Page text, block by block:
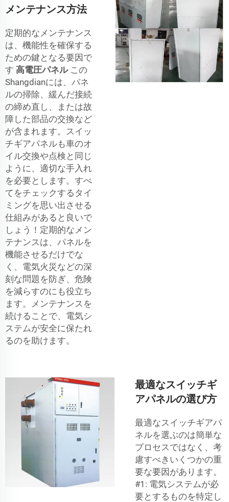
メンテナンス方法
定期的なメンテナンス
は、機能性を確保する
ための鍵となる要因で
す 高電圧パネル この
Shangdianには、パネ
ルの掃除、緩んだ接続
の締め直し、または故
障した部品の交換など
が含まれます。スイッ
チギアパネルも車のオ
イル交換や点検と同じ
ように、適切な手入れ
を必要とします。すべ
てをチェックするタイ
ミングを思い出させる
仕組みがあると良いで
しょう！定期的なメン
テナンスは、パネルを
機能させるだけでな
く、電気火災などの深
刻な問題を防ぎ、危険
を減らすのにも役立ち
ます。メンテナンスを
続けることで、電気シ
ステムが安全に保たれ
るのを助けます。
最適なスイッチギ
アパネルの選び方
最適なスイッチギアパ
ネルを選ぶのは簡単な
プロセスではなく、考
慮すべきいくつかの重
要な要因があります。
#1: 電気システムが必
要とするものを特定し